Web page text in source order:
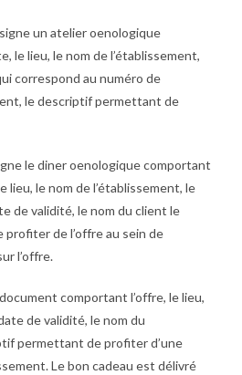
un atelier oenologique
le lieu, le nom de l’établissement,
correspond au numéro de
le descriptif permettant de
le diner oenologique comportant
lieu, le nom de l’établissement, le
de validité, le nom du client le
de l’offre au sein de
l’offre.
comportant l’offre, le lieu,
de validité, le nom du
permettant de profiter d’une
Le bon cadeau est délivré